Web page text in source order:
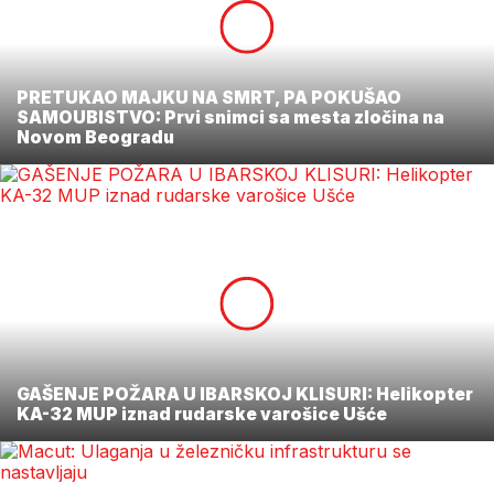
PRETUKAO MAJKU NA SMRT, PA POKUŠAO
SAMOUBISTVO: Prvi snimci sa mesta zločina na
Novom Beogradu
GAŠENJE POŽARA U IBARSKOJ KLISURI: Helikopter
KA-32 MUP iznad rudarske varošice Ušće